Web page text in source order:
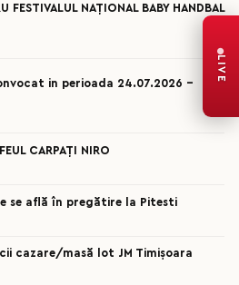
FESTIVALUL NAȚIONAL BABY HANDBAL
in perioada 24.07.2026 –
CARPAȚI NIRO
se află în pregătire la Pitesti
cazare/masă lot JM Timișoara
LIVE